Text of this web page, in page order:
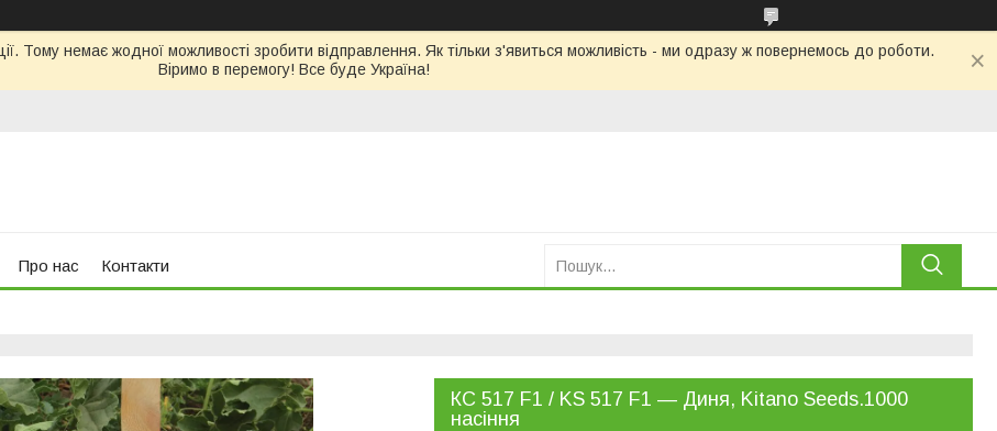
Тому немає жодної можливості зробити відправлення. Як тільки з'явиться можливість - ми одразу ж повернемось до роботи.
Віримо в перемогу! Все буде Україна!
Про нас Контакти
КС 517 F1 / KS 517 F1 — Диня, Kitano Seeds.1000
насіння